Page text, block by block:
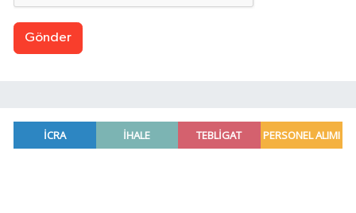
Gönder